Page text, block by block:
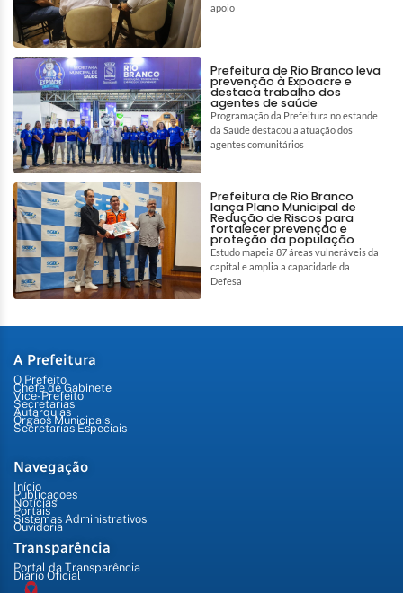
apoio
Prefeitura de Rio Branco leva
prevenção à Expoacre e
destaca trabalho dos
agentes de saúde
Programação da Prefeitura no estande
da Saúde destacou a atuação dos
agentes comunitários
Prefeitura de Rio Branco
lança Plano Municipal de
Redução de Riscos para
fortalecer prevenção e
proteção da população
Estudo mapeia 87 áreas vulneráveis da
capital e amplia a capacidade da
Defesa
A Prefeitura
O Prefeito
Chefe de Gabinete
Vice-Prefeito
Secretarias
Autarquias
Órgãos Municipais
Secretarias Especiais
Navegação
Início
Publicações
Notícias
Portais
Sistemas Administrativos
Ouvidoria
Transparência
Portal da Transparência
Diário Oficial